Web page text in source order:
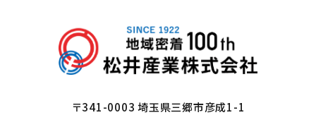
〒341-0003 埼玉県三郷市彦成1-1